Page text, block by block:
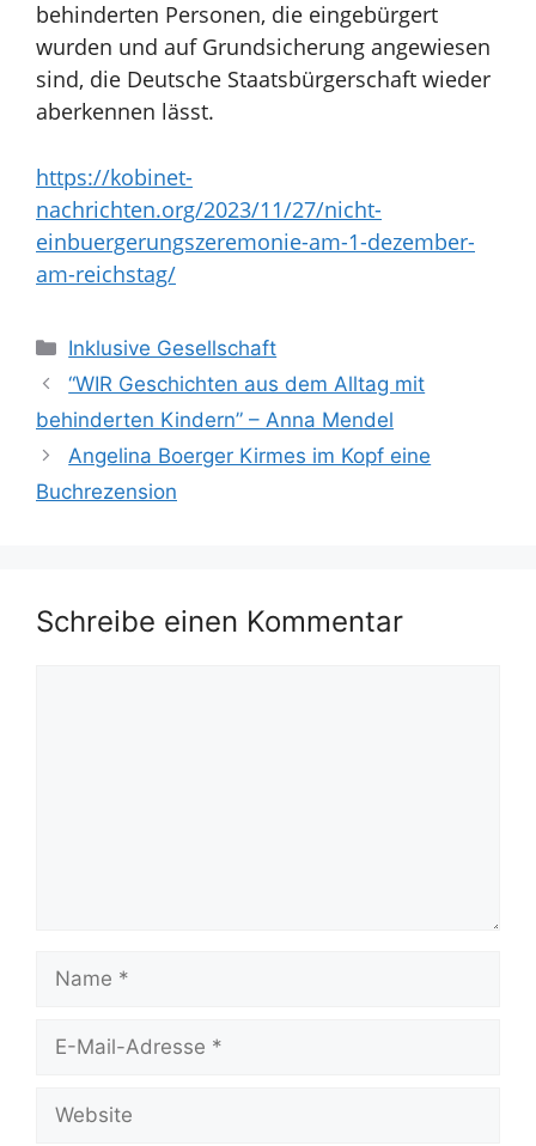
behinderten Personen, die eingebürgert
wurden und auf Grundsicherung angewiesen
sind, die Deutsche Staatsbürgerschaft wieder
aberkennen lässt.
https://kobinet-
nachrichten.org/2023/11/27/nicht-
einbuergerungszeremonie-am-1-dezember-
am-reichstag/
Kategorien
Inklusive Gesellschaft
“WIR Geschichten aus dem Alltag mit
behinderten Kindern” – Anna Mendel
Angelina Boerger Kirmes im Kopf eine
Buchrezension
Schreibe einen Kommentar
Mail-